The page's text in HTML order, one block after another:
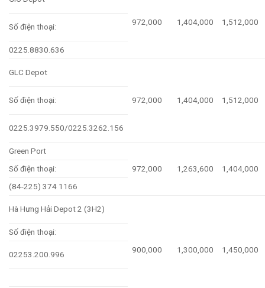
972,000 1,404,000 1,512,000
Số điện thoại:
0225.8830.636
GLC Depot
972,000 1,404,000 1,512,000
Số điện thoại:
0225.3979.550/0225.3262.156
Green Port
972,000
1,263,600 1,404,000
Số điện thoại:
(84-225) 374 1166
Hà Hưng Hải Depot 2 (3H2)
900,000 1,300,000 1,450,000
Số điện thoại:
02253.200.996